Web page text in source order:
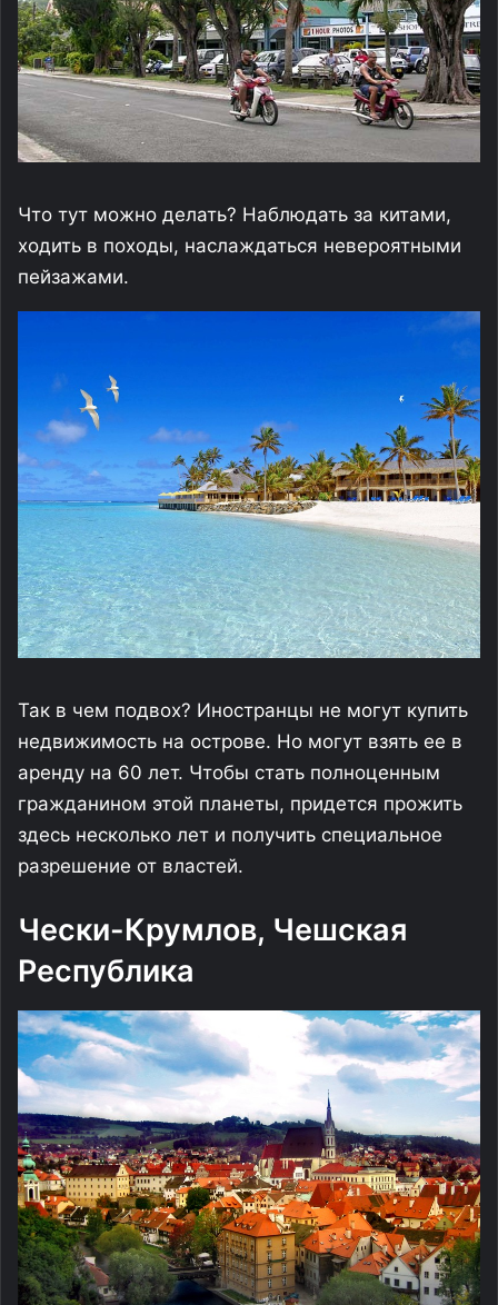
Что тут можно делать? Наблюдать за китами,
ходить в походы, наслаждаться невероятными
пейзажами.
Так в чем подвох? Иностранцы не могут купить
недвижимость на острове. Но могут взять ее в
аренду на 60 лет. Чтобы стать полноценным
гражданином этой планеты, придется прожить
здесь несколько лет и получить специальное
разрешение от властей.
Чески-Крумлов, Чешская
Республика